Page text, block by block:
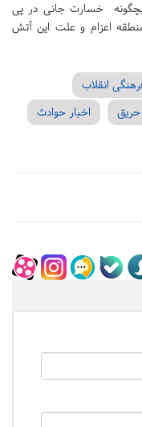
خسارت جانی در پی
اعزام و علت این آتش
انقلاب
حریق
اخبار حوادث